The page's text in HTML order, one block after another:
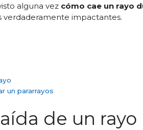
alguna vez cómo cae un rayo
verdaderamente impactantes.
un pararrayos
de un rayo